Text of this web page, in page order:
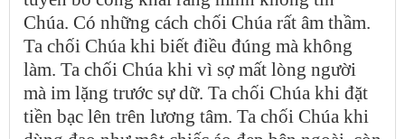
Chúa. Có những cách chối Chúa rất âm thầm.
Ta chối Chúa khi biết điều đúng mà không
làm. Ta chối Chúa khi vì sợ mất lòng người
mà im lặng trước sự dữ. Ta chối Chúa khi đặt
tiền bạc lên trên lương tâm. Ta chối Chúa khi